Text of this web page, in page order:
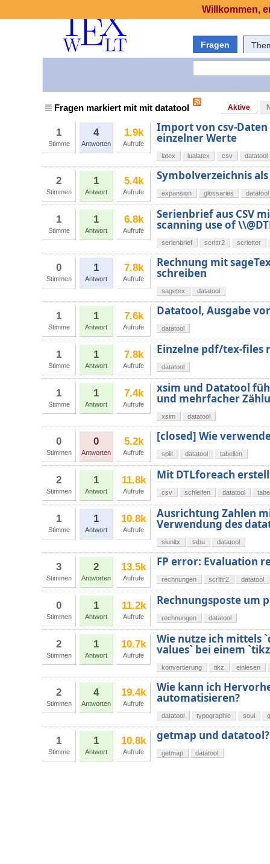
Fragen
Fragen markiert mit mit datatool Aktive
1
Stimme
4
Antworten
1.9k
Aufrufe
Import von csv-
einzelner Werte
latex lualatex csv datatool
2
Stimmen
1
Antwort
5.4k
Aufrufe
Symbolverzeichnis
expansion glossaries datatool
1
Stimme
1
Antwort
6.8k
Aufrufe
Serienbrief aus CSV
scanning use of
serienbrief scrlttr2 scrletter
0
Stimmen
1
Antwort
7.8k
Aufrufe
Rechnung mit
schreiben
sagetex datatool
1
Stimme
1
Antwort
7.6k
Aufrufe
Datatool, Ausgabe
datatool
1
Stimme
1
Antwort
7.8k
Aufrufe
Einzelne pdf/tex-files
datatool
1
Stimme
1
Antwort
7.4k
Aufrufe
xsim und Datatool
und mehrfacher
xsim datatool
0
Stimmen
0
Antworten
5.2k
Aufrufe
[closed] Wie
split datatool tabellen
2
Stimmen
1
Antwort
11.8k
Aufrufe
Mit DTLforeach
csv schleifen datatool
1
Stimme
1
Antwort
10.8k
Aufrufe
Ausrichtung Zahlen
Verwendung des
siunitx tabu datatool
3
Stimmen
2
Antworten
13.5k
Aufrufe
FP error: Evaluation
rechnungen scrlttr2 datatool
0
Stimmen
1
Antwort
11.2k
Aufrufe
Rechnungsposte um
rechnungen datatool
2
Stimmen
1
Antwort
10.7k
Aufrufe
Wie nutze ich mittels
values` bei einem
konvertierung tikz einlesen
2
Stimmen
4
Antworten
19.4k
Aufrufe
Wie kann ich
automatisieren?
datatool typographie soul
1
Stimme
1
Antwort
10.8k
Aufrufe
getmap und datatool?
getmap datatool
Willkommen,